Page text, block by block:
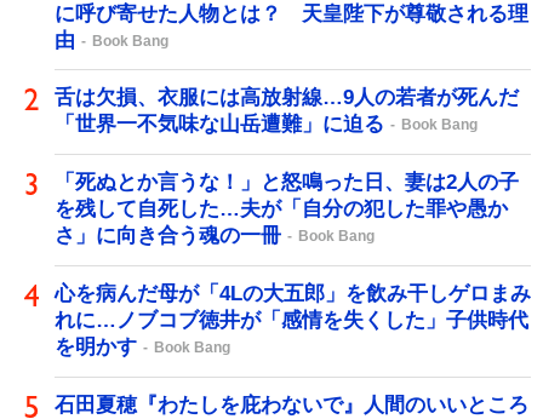
に呼び寄せた人物とは？ 天皇陛下が尊敬される理
由
Book Bang
舌は欠損、衣服には高放射線…9人の若者が死んだ
「世界一不気味な山岳遭難」に迫る
Book Bang
「死ぬとか言うな！」と怒鳴った日、妻は2人の子
を残して自死した…夫が「自分の犯した罪や愚か
さ」に向き合う魂の一冊
Book Bang
心を病んだ母が「4Lの大五郎」を飲み干しゲロまみ
れに…ノブコブ徳井が「感情を失くした」子供時代
を明かす
Book Bang
石田夏穂『わたしを庇わないで』人間のいいところ